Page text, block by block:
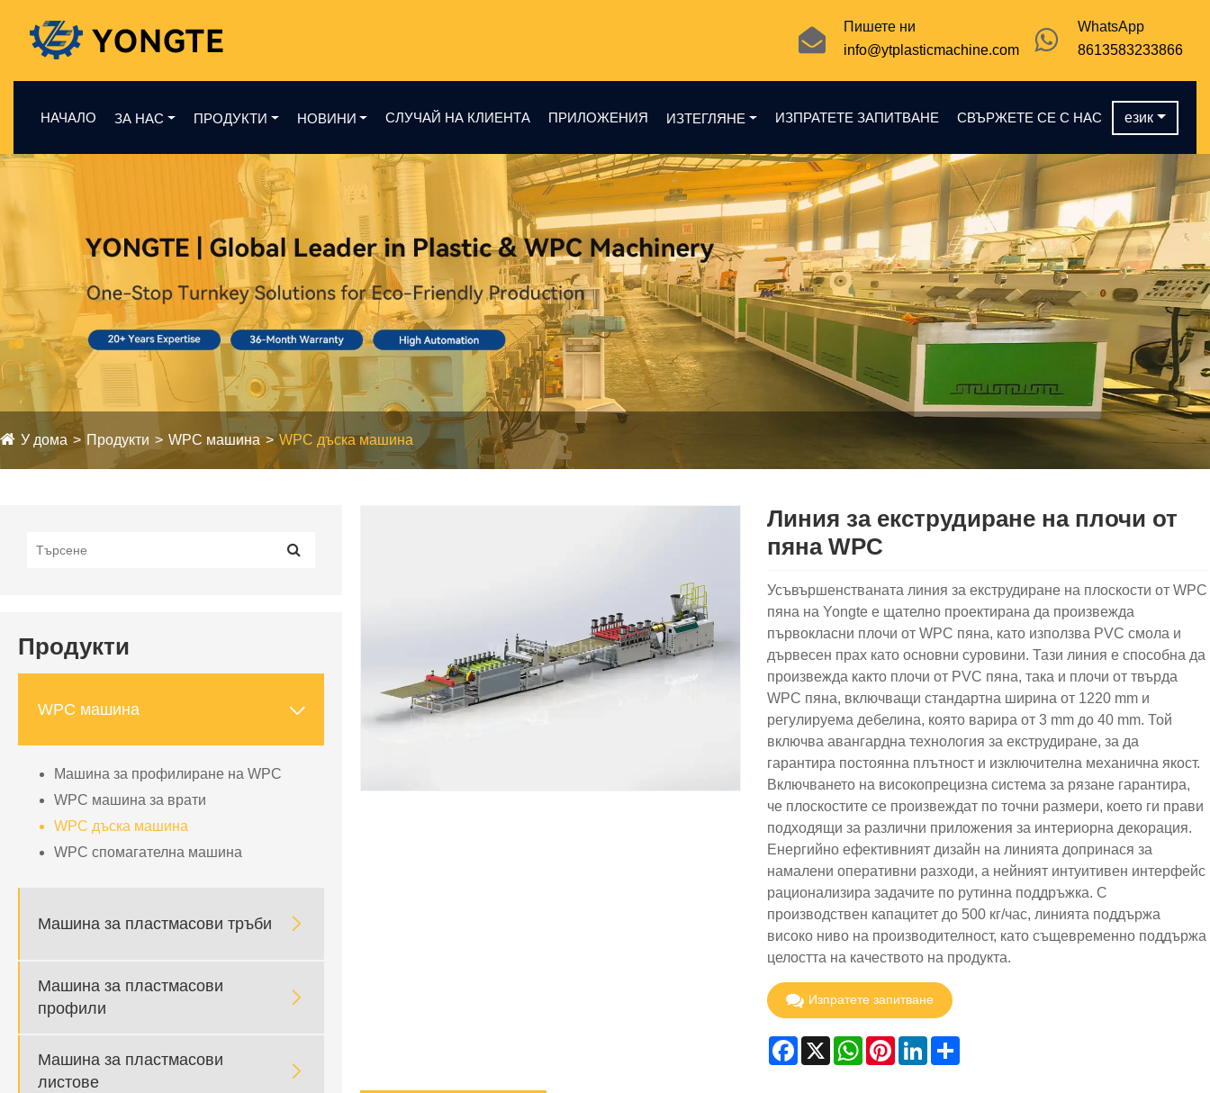
WhatsApp
8613583233866
Пишете ни
info@ytplasticmachine.com
НАЧАЛО ЗА НАС ПРОДУКТИ НОВИНИ СЛУЧАЙ НА КЛИЕНТА ПРИЛОЖЕНИЯ ИЗТЕГЛЯНЕ ИЗПРАТЕТЕ ЗАПИТВАНЕ СВЪРЖЕТЕ СЕ С НАС език
У дома Продукти WPC машина WPC дъска машина
Продукти
WPC машина 
Машина за профилиране на WPC
WPC машина за врати
WPC дъска машина
WPC спомагателна машина
Машина за пластмасови тръби 
Машина за пластмасови
профили

Машина за пластмасови
листове

Линия за екструдиране на плочи от
пяна WPC
Усъвършенстваната линия за екструдиране на плоскости от WPC
пяна на Yongte е щателно проектирана да произвежда
първокласни плочи от WPC пяна, като използва PVC смола и
дървесен прах като основни суровини. Тази линия е способна да
произвежда както плочи от PVC пяна, така и плочи от твърда
WPC пяна, включващи стандартна ширина от 1220 mm и
регулируема дебелина, която варира от 3 mm до 40 mm. Той
включва авангардна технология за екструдиране, за да
гарантира постоянна плътност и изключителна механична якост.
Включването на високопрецизна система за рязане гарантира,
че плоскостите се произвеждат по точни размери, което ги прави
подходящи за различни приложения за интериорна декорация.
Енергийно ефективният дизайн на линията допринася за
намалени оперативни разходи, а нейният интуитивен интерфейс
рационализира задачите по рутинна поддръжка. С
производствен капацитет до 500 кг/час, линията поддържа
високо ниво на производителност, като същевременно поддържа
целостта на качеството на продукта.
Изпратете запитване
Facebook
X WhatsApp
PinterestLinkedInShare